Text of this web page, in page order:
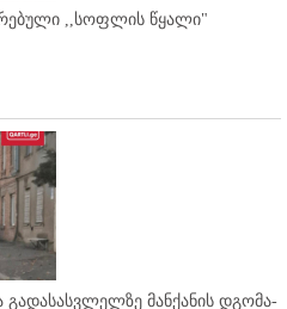
,,სოფლის წყალი"
მანქანის დგომა-